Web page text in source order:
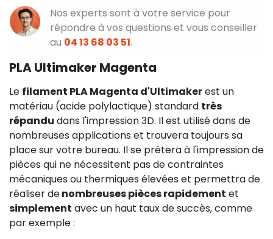
Nos experts sont à votre service pour
répondre à vos questions et vous conseiller
au 04 13 68 03 51.
PLA Ultimaker Magenta
Le filament PLA Magenta d'Ultimakerest un
matériau (acide polylactique) standard très
répandu dans l'impression 3D. Il est utilisé dans de
nombreuses applications et trouvera toujours sa
place sur votre bureau. Il se prêtera à l'impression de
pièces qui ne nécessitent pas de contraintes
mécaniques ou thermiques élevées et permettra de
réaliser denombreuses pièces rapidement et
simplement avec un haut taux de succès, comme
par exemple :